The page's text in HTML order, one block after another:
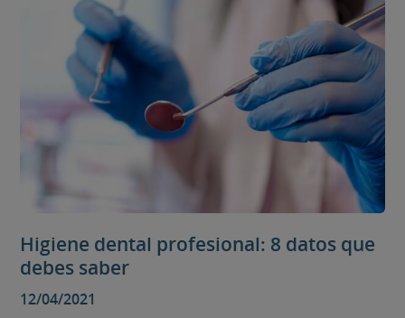
Higiene dental profesional: 8 datos que
debes saber
12/04/2021